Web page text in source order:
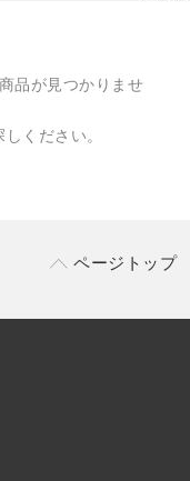
品が見つかりませ
ください。
ページトップ